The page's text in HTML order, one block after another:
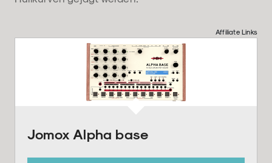
Affiliate Links
Jomox Alpha base